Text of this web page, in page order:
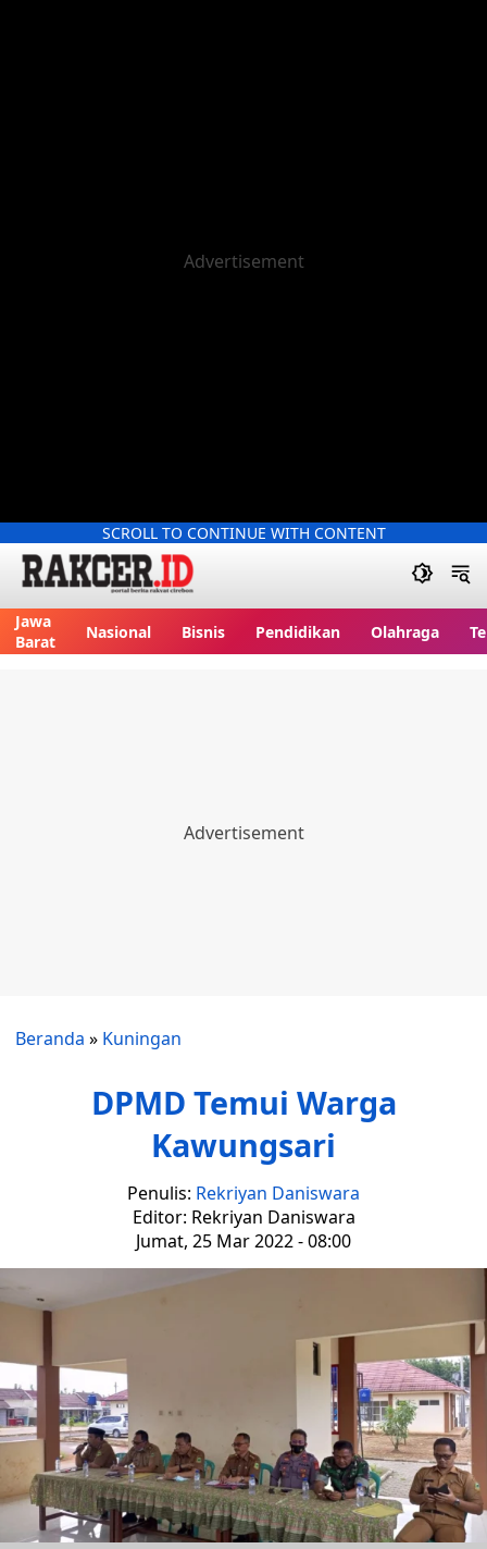
SCROLL TO CONTINUE WITH CONTENT
Jawa
Barat
Nasional Bisnis Pendidikan Olahraga
Beranda » Kuningan
DPMD Temui Warga
Kawungsari
Penulis: Rekriyan Daniswara
Editor: Rekriyan Daniswara
Jumat, 25 Mar 2022 - 08:00